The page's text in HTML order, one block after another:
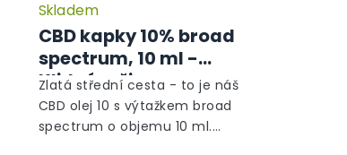
CBD kapky 10% broad
spectrum, 10 ml -
Klidný režim
Skladem
Zlatá střední cesta - to je náš
CBD olej 10 s výtažkem broad
spectrum o objemu 10 ml.